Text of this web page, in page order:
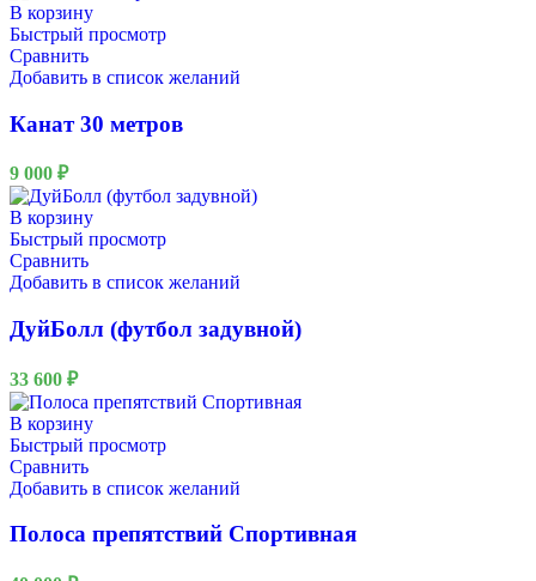
В корзину
Быстрый просмотр
Сравнить
Добавить в список желаний
Канат 30 метров
9 000 ₽
В корзину
Быстрый просмотр
Сравнить
Добавить в список желаний
ДуйБолл (футбол задувной)
33 600 ₽
В корзину
Быстрый просмотр
Сравнить
Добавить в список желаний
Полоса препятствий Спортивная